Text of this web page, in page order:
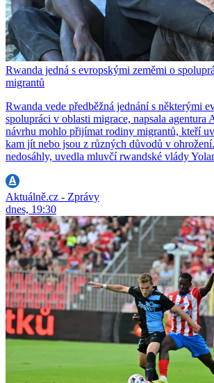
Rwanda jedná s evropskými zeměmi o
migrantů
Rwanda vede předběžná jednání s některými
spolupráci v oblasti migrace, napsala agentura
návrhu mohlo přijímat rodiny migrantů, kteří
kam jít nebo jsou z různých důvodů v
nedosáhly, uvedla mluvčí rwandské vlády
Aktuálně.cz - Zprávy
dnes, 19:30